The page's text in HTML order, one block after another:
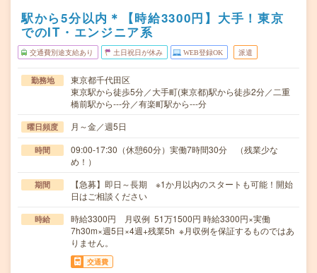
駅から5分以内＊【時給3300円】大手！東京
でのIT・エンジニア系
交通費別途支給あり 土日祝日が休み WEB登録OK 派遣
勤務地
東京都千代田区
東京駅から徒歩5分／大手町(東京都)駅から徒歩2分／二重
橋前駅から---分／有楽町駅から---分
曜日頻度 月～金／週5日
時間
09:00-17:30（休憩60分）実働7時間30分 （残業少な
め！）
期間
【急募】即日～長期 ※1か月以内のスタートも可能！開始
日はご相談ください
時給
時給3300円 月収例 51万1500円 時給3300円×実働
7h30m×週5日×4週+残業5h ※月収例を保証するものではあ
りません。
交通費